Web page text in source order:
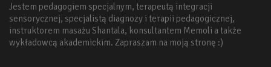
Jestem pedagogiem specjalnym, terapeutą integracji
sensorycznej, specjalistą diagnozy i terapii pedagogicznej,
instruktorem masażu Shantala, konsultantem Memoli a także
wykładowcą akademickim. Zapraszam na moją stronę :)